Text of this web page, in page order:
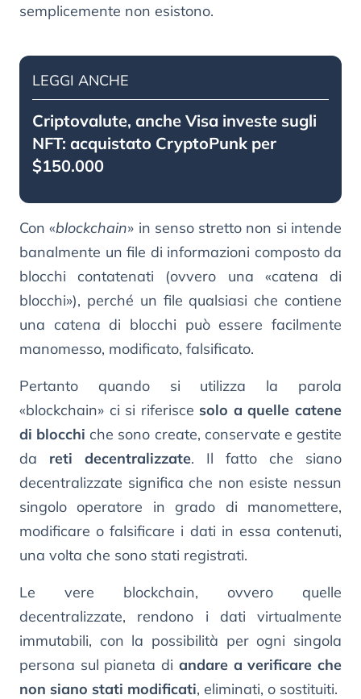
semplicemente non esistono.
LEGGI ANCHE
Criptovalute, anche Visa investe sugli
NFT: acquistato CryptoPunk per
$150.000
Con «blockchain» in senso stretto non si intende
banalmente un file di informazioni composto da
blocchi contatenati (ovvero una «catena di
blocchi»), perché un file qualsiasi che contiene
una catena di blocchi può essere facilmente
manomesso, modificato, falsificato.
Pertanto quando si utilizza la parola
«blockchain» ci si riferisce solo a quelle catene
di blocchi che sono create, conservate e gestite
da reti decentralizzate. Il fatto che siano
decentralizzate significa che non esiste nessun
singolo operatore in grado di manomettere,
modificare o falsificare i dati in essa contenuti,
una volta che sono stati registrati.
Le vere blockchain, ovvero quelle
decentralizzate, rendono i dati virtualmente
immutabili, con la possibilità per ogni singola
persona sul pianeta di andare a verificare che
non siano stati modificati, eliminati, o sostituiti.